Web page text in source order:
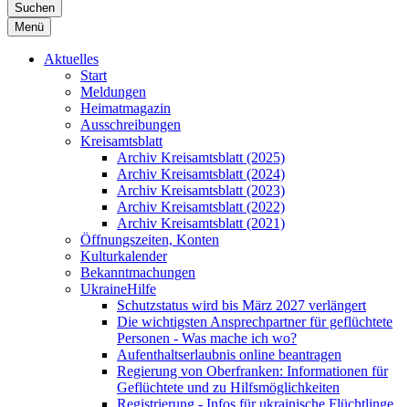
Suchen
Menü
Aktuelles
Start
Meldungen
Heimatmagazin
Ausschreibungen
Kreisamtsblatt
Archiv Kreisamtsblatt (2025)
Archiv Kreisamtsblatt (2024)
Archiv Kreisamtsblatt (2023)
Archiv Kreisamtsblatt (2022)
Archiv Kreisamtsblatt (2021)
Öffnungszeiten, Konten
Kulturkalender
Bekanntmachungen
UkraineHilfe
Schutzstatus wird bis März 2027 verlängert
Die wichtigsten Ansprechpartner für geflüchtete
Personen - Was mache ich wo?
Aufenthaltserlaubnis online beantragen
Regierung von Oberfranken: Informationen für
Geflüchtete und zu Hilfsmöglichkeiten
Registrierung - Infos für ukrainische Flüchtlinge